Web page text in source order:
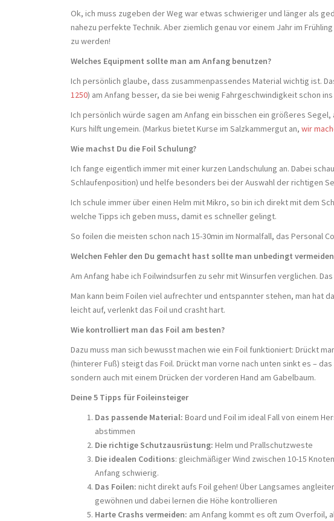
Ok, ich muss zugeben der Weg war etwas schwieriger und länger als
nahezu perfekte Technik. Aber ziemlich genau vor einem Jahr im
zu werden!
Welches Equipment sollte man am Anfang benutzen?
Ich persönlich glaube, dass zusammenpassendes Material wichtig ist.
1250) am Anfang besser, da sie bei wenig Fahrgeschwindigkeit schon
Ich persönlich würde sagen am Anfang ein bisschen ein größeres
Kurs hilft ungemein. (Markus bietet Kurse im Salzkammergut an, wir
Wie machst Du die Foil Schulung?
Ich fange eigentlich immer mit einer kurzen Landschulung an. Dabei
Schlaufenposition) und helfe besonders bei der Auswahl der richtigen
Ich schule immer über einen Helm mit Mikro, so bin ich direkt mit dem
welche Tipps ich geben muss, damit es schneller gelingt.
So foilen die meisten schon nach 15-30min im Normalfall, das Personal
Welchen Fehler den Du gemacht hast sollte man unbedingt
Am Anfang habe ich Foilwindsurfen zu sehr mit Winsurfen verglichen.
Man kann beim Foilen viel aufrechter und entspannter stehen, man hat
leicht auf, verlenkt das Foil und crasht hart.
Wie kontrolliert man das Foil am besten?
Dazu muss man sich bewusst machen wie ein Foil funktioniert: Drückt
(hinterer Fuß) steigt das Foil. Drückt man vorne nach unten sinkt es –
sondern auch mit einem Drücken der vorderen Hand am Gabelbaum.
Deine 5 Tipps für Foileinsteiger
Das passende Material: Board und Foil im ideal Fall von einem
abstimmen
Die richtige Schutzausrüstung: Helm und Prallschutzweste
Die idealen Coditions: gleichmäßiger Wind zwischen 10-15
Anfang schwierig.
Das Foilen: nicht direkt aufs Foil gehen! Über Langsames
gewöhnen und dabei lernen die Höhe kontrollieren
Harte Crashs vermeiden: am Anfang kommt es oft zum Overfoil,